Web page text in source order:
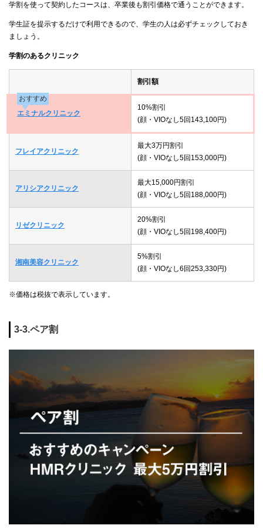
学割を使って契約したコースは、卒業後も割引価格で通うことができます。
学生証を提示するだけで利用できるので、学生の人は必ずチェックしておき
ましょう。
学割のあるクリニック
割引額
おすすめ
エミナルクリニック
10%割引
(顔・VIOなし5回143,100円)
フレイアクリニック
最大3万円割引
(顔・VIOなし5回153,000円)
アリシアクリニック
最大15,000円割引
(顔・VIOなし5回188,000円)
リゼクリニック
20%割引
(顔・VIOなし5回198,400円)
湘南美容クリニック
5%割引
(顔・VIOなし6回253,330円)
※価格は税抜で表示しています。
3-3.ペア割